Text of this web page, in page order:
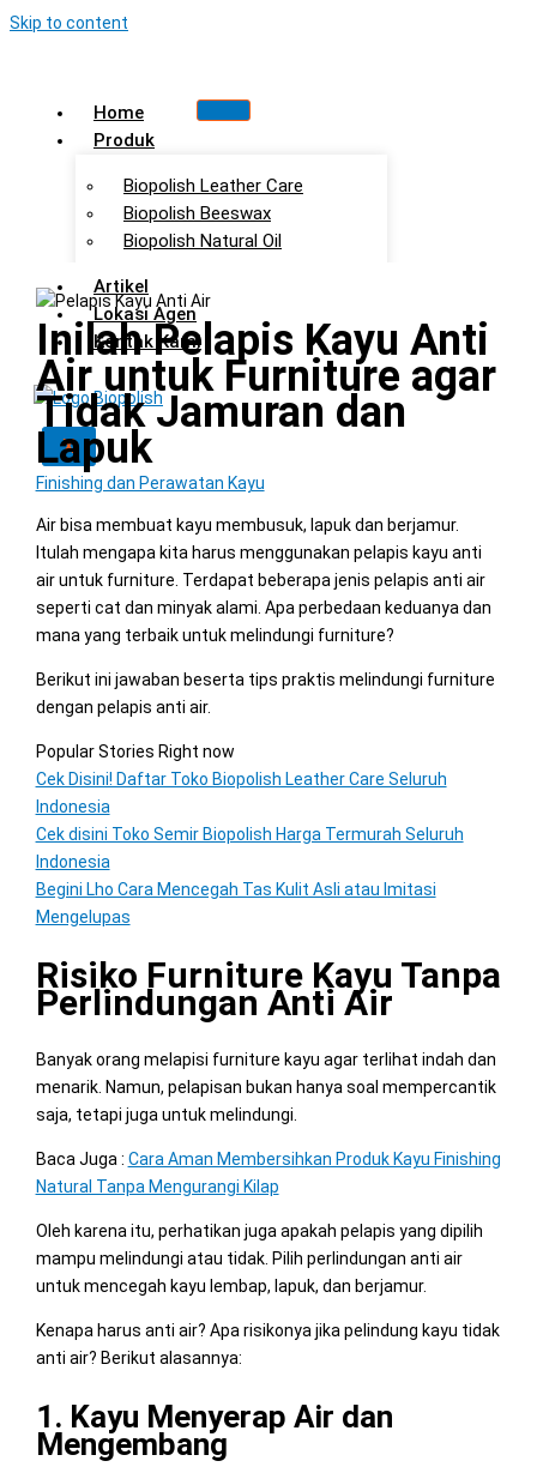
Skip to content
Home
Produk
Biopolish Leather Care
Biopolish Beeswax
Biopolish Natural Oil
Artikel
Lokasi Agen
Kontak Kami
X
Inilah Pelapis Kayu Anti
Air untuk Furniture agar
Tidak Jamuran dan
Lapuk
Finishing dan Perawatan Kayu
Air bisa membuat kayu membusuk, lapuk dan berjamur.
Itulah mengapa kita harus menggunakan pelapis kayu anti
air untuk furniture. Terdapat beberapa jenis pelapis anti air
seperti cat dan minyak alami. Apa perbedaan keduanya dan
mana yang terbaik untuk melindungi furniture?
Berikut ini jawaban beserta tips praktis melindungi furniture
dengan pelapis anti air.
Popular Stories Right now
Cek Disini! Daftar Toko Biopolish Leather Care Seluruh
Indonesia
Cek disini Toko Semir Biopolish Harga Termurah Seluruh
Indonesia
Begini Lho Cara Mencegah Tas Kulit Asli atau Imitasi
Mengelupas
Risiko Furniture Kayu Tanpa
Perlindungan Anti Air
Banyak orang melapisi furniture kayu agar terlihat indah dan
menarik. Namun, pelapisan bukan hanya soal mempercantik
saja, tetapi juga untuk melindungi.
Baca Juga : Cara Aman Membersihkan Produk Kayu Finishing
Natural Tanpa Mengurangi Kilap
Oleh karena itu, perhatikan juga apakah pelapis yang dipilih
mampu melindungi atau tidak. Pilih perlindungan anti air
untuk mencegah kayu lembap, lapuk, dan berjamur.
Kenapa harus anti air? Apa risikonya jika pelindung kayu tidak
anti air? Berikut alasannya:
1. Kayu Menyerap Air dan
Mengembang